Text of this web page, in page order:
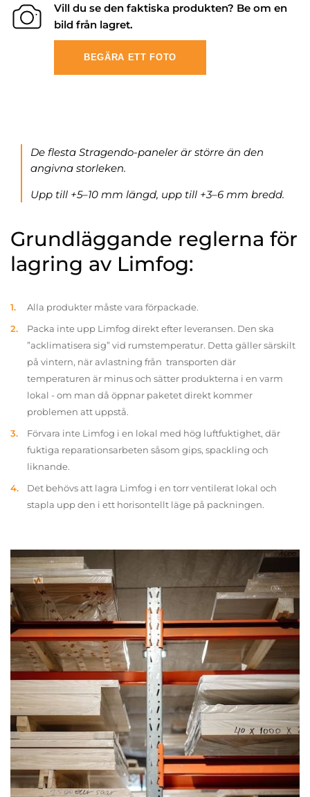
Vill du se den faktiska produkten? Be om en
bild från lagret.
BEGÄRA ETT FOTO
De flesta Stragendo-paneler är större än den
angivna storleken.
Upp till +5–10 mm längd, upp till +3–6 mm bredd.
Grundläggande reglerna för
lagring av Limfog:
Alla produkter måste vara förpackade.
Packa inte upp Limfog direkt efter leveransen. Den ska
”acklimatisera sig” vid rumstemperatur. Detta gäller särskilt
på vintern, när avlastning från transporten där
temperaturen är minus och sätter produkterna i en varm
lokal - om man då öppnar paketet direkt kommer
problemen att uppstå.
Förvara inte Limfog i en lokal med hög luftfuktighet, där
fuktiga reparationsarbeten såsom gips, spackling och
liknande.
Det behövs att lagra Limfog i en torr ventilerat lokal och
stapla upp den i ett horisontellt läge på packningen.